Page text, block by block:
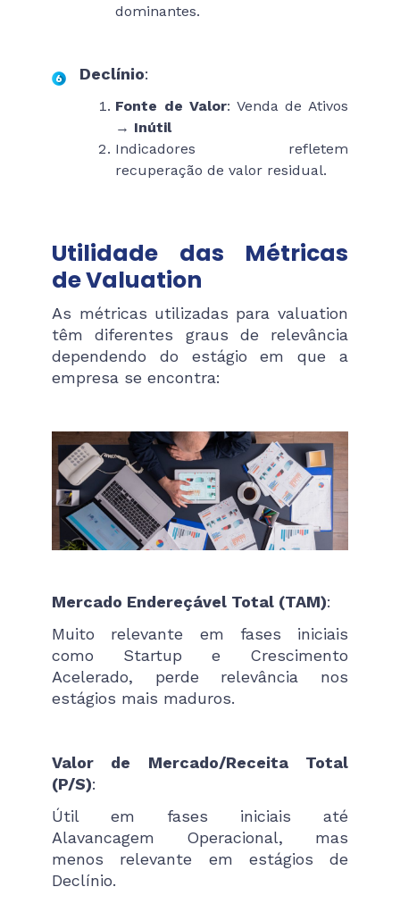
dominantes.
Declínio:
Fonte de Valor: Venda de Ativos
→ Inútil
Indicadores refletem
recuperação de valor residual.
Utilidade das Métricas
de Valuation
As métricas utilizadas para valuation
têm diferentes graus de relevância
dependendo do estágio em que a
empresa se encontra:
Mercado Endereçável Total (TAM):
Muito relevante em fases iniciais
como Startup e Crescimento
Acelerado, perde relevância nos
estágios mais maduros.
Valor de Mercado/Receita Total
(P/S):
Útil em fases iniciais até
Alavancagem Operacional, mas
menos relevante em estágios de
Declínio.